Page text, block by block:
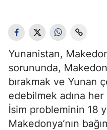
Yunanistan,
sorununda,
bırakmak ve Yunan
edebilmek adına
İsim probleminin 18
Makedonya’nın